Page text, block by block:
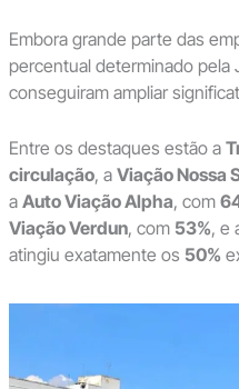
Embora grande parte das
percentual determinado pela
conseguiram ampliar
Entre os destaques estão a
circulação, a Viação Nossa
a Auto Viação Alpha, com
Viação Verdun, com 53%, e
atingiu exatamente os 50%